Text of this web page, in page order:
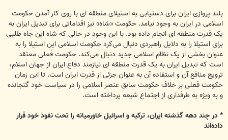
بلند پروازی ایران برای دستیابی به استیلای منطقه ای با روی کار آمدن حکومت
اسلامی در ایران به وجود نیامد. حکومت «شاه» نیز اقداماتی برای تبدیل ایران به
یک قدرت منطقه ای انجام داده بود. با این وجود در حالی که شاه این جاه طلبی
برای استیلا را به دلایل راهبردی دنبال می‌کرد حکومت اسلامی این استیلا را به
عنوان بخشی از یک نظام اسلامی جدید دنبال می‌کند. حکومت فعلی معتقد
است که تبدیل ایران به یک قدرت منطقه ای نیازمند دفاع ایران از جهان اسلام،
ترویج منافع آن و استفاده آن به عنوان جزئی از قدرت ایران است. تا این زمان
حکومت فعلی بر خلاف حکومت سابق عنصر اسلامی را در سیاست خود گنجانده
و به ویژه به طرفداری از اجتماع شیعه پرداخته است.
* در چند دهه گذشته ایران، ترکیه و اسرائیل خاورمیانه را تحت نفوذ خود قرار
داده‌اند